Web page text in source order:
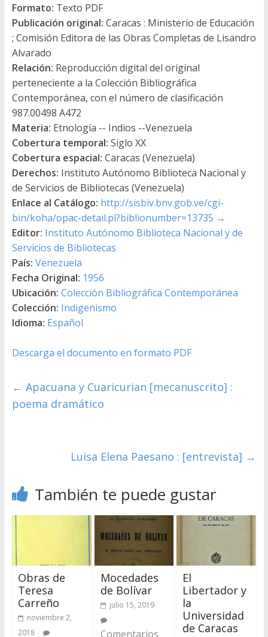
Formato: Texto PDF
Publicación original: Caracas : Ministerio de Educación
; Comisión Editora de las Obras Completas de Lisandro
Alvarado
Relación: Reproducción digital del original
perteneciente a la Colección Bibliográfica
Contemporánea, con el número de clasificación
987.00498 A472
Materia: Etnología -- Indios --Venezuela
Cobertura temporal: Siglo XX
Cobertura espacial: Caracas (Venezuela)
Derechos: Instituto Autónomo Biblioteca Nacional y
de Servicios de Bibliotecas (Venezuela)
Enlace al Catálogo: http://sisbiv.bnv.gob.ve/cgi-
bin/koha/opac-detail.pl?biblionumber=13735 →
Editor: Instituto Autónomo Biblioteca Nacional y de
Servicios de Bibliotecas
País: Venezuela
Fecha Original: 1956
Ubicación: Colección Bibliográfica Contemporánea
Colección: Indigenismo
Idioma: Español
Descarga el documento en formato PDF
← Apacuana y Cuaricurian [mecanuscrito] :
poema dramático
Luisa Elena Paesano : [entrevista] →
También te puede gustar
Obras de
Teresa
Carreño
noviembre 2,
2018
Mocedades
de Bolívar
julio 15, 2019
Comentarios
El
Libertador y
la
Universidad
de Caracas